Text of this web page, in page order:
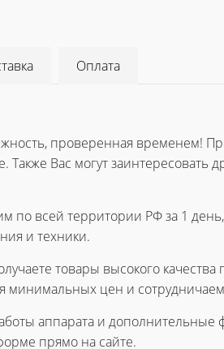
Оплата
проверенная временем!
Вас могут заинтересовать
по всей территории РФ за 1
и техники.
товары высокого
цен и
аппарата и дополнительные
прямо на сайте.